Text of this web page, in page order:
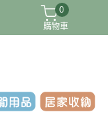
MOVELIFE
0
購物車